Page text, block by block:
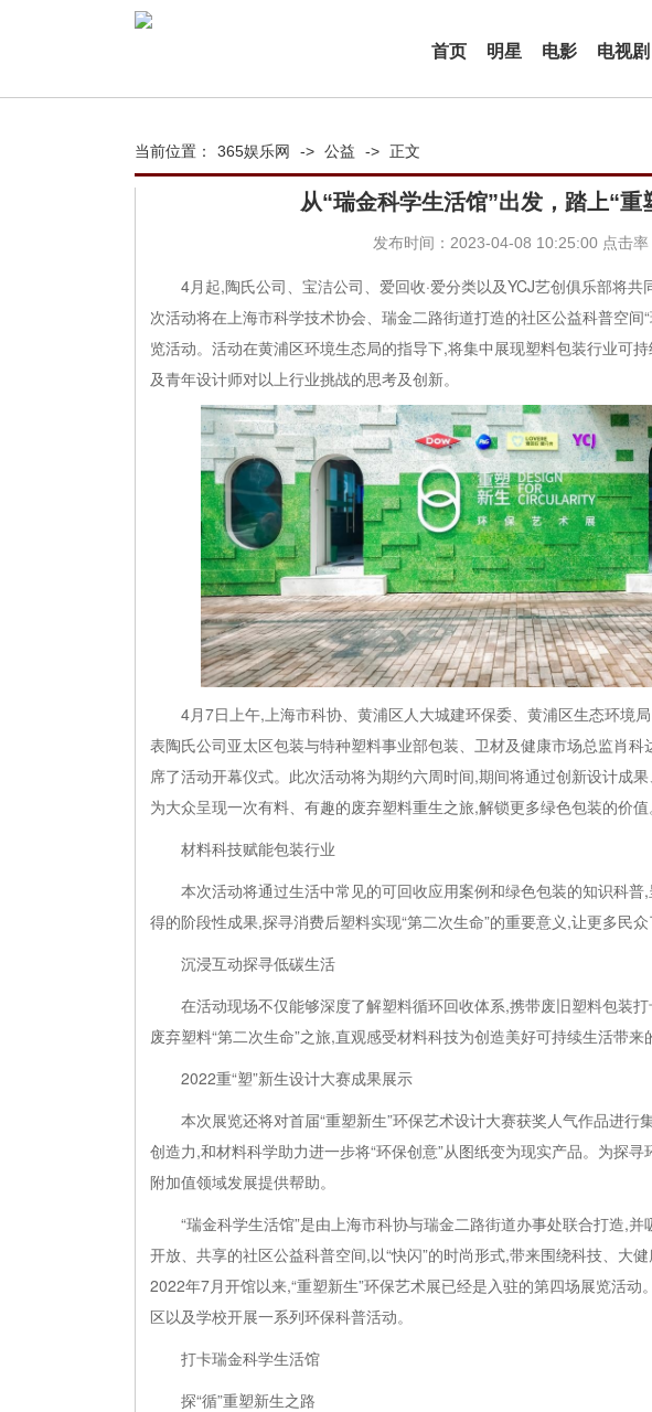
首页 明星 电影 电视剧
当前位置： 365娱乐网 -> 公益 -> 正文
从“瑞金科学生活馆”出发，踏上“重
发布时间：2023-04-08 10:25:00 点击率
4月起,陶氏公司、宝洁公司、爱回收·爱分类以及YCJ艺创俱乐部将共
次活动将在上海市科学技术协会、瑞金二路街道打造的社区公益科普空间
览活动。活动在黄浦区环境生态局的指导下,将集中展现塑料包装行业可
及青年设计师对以上行业挑战的思考及创新。
4月7日上午,上海市科协、黄浦区人大城建环保委、黄浦区生态环境
表陶氏公司亚太区包装与特种塑料事业部包装、卫材及健康市场总监肖科
席了活动开幕仪式。此次活动将为期约六周时间,期间将通过创新设计成
为大众呈现一次有料、有趣的废弃塑料重生之旅,解锁更多绿色包装的价值
材料科技赋能包装行业
本次活动将通过生活中常见的可回收应用案例和绿色包装的知识科
得的阶段性成果,探寻消费后塑料实现“第二次生命”的重要意义,让更多民
沉浸互动探寻低碳生活
在活动现场不仅能够深度了解塑料循环回收体系,携带废旧塑料包装
废弃塑料“第二次生命”之旅,直观感受材料科技为创造美好可持续生活带来
2022重“塑”新生设计大赛成果展示
本次展览还将对首届“重塑新生”环保艺术设计大赛获奖人气作品进行
创造力,和材料科学助力进一步将“环保创意”从图纸变为现实产品。为探
附加值领域发展提供帮助。
“瑞金科学生活馆”是由上海市科协与瑞金二路街道办事处联合打造,并
开放、共享的社区公益科普空间,以“快闪”的时尚形式,带来围绕科技、大
2022年7月开馆以来,“重塑新生”环保艺术展已经是入驻的第四场展览活
区以及学校开展一系列环保科普活动。
打卡瑞金科学生活馆
探“循”重塑新生之路